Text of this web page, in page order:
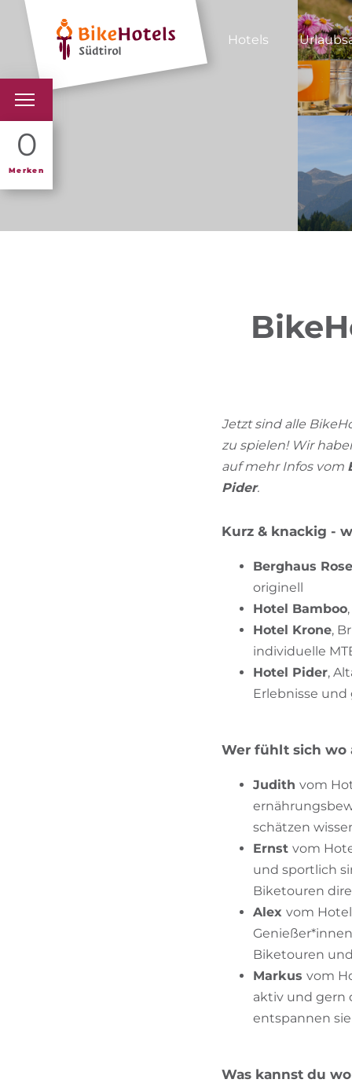
Hotels
0
Merken
HOTELS & PAKETE
TOUREN & REVIERE
Jetzt sind alle
zu spielen! Wir
auf mehr Infos vom
Pider.
Kurz & knackig -
Berghaus
originell
Hotel Bamboo
Hotel Krone,
individuelle
Hotel Pider,
Erlebnisse
Wer fühlt sich wo
Judith vom
schätzen
Ernst vom
und sportlich
Biketouren
Alex vom
Biketouren
Markus vom
aktiv und gern
entspannen
Was kannst du